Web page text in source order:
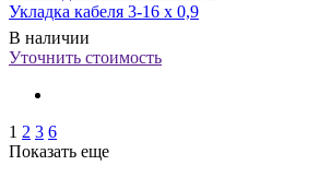
Укладка кабеля 3-16 х 0,9
В наличии
Уточнить стоимость
1 2 3 6
Показать еще